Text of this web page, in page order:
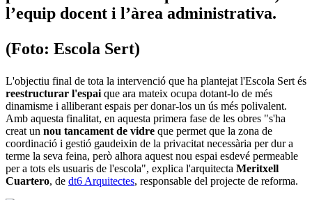
l’equip docent i l’àrea administrativa.
(Foto: Escola Sert)
L'objectiu final de tota la intervenció que ha plantejat l'Escola Sert és
reestructurar l'espaique ara mateix ocupa dotant-lo de més
dinamisme i alliberant espais per donar-los un ús més polivalent.
Amb aquesta finalitat, en aquesta primera fase de les obres "s'ha
creat un nou tancament de vidre que permet que la zona de
coordinació i gestió gaudeixin de la privacitat necessària per dur a
terme la seva feina, però alhora aquest nou espai esdevé permeable
per a tots els usuaris de l'escola", explica l'arquitecta Meritxell
Cuartero, de dt6 Arquitectes, responsable del projecte de reforma.